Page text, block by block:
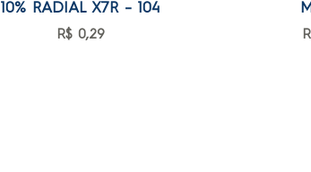
10% RADIAL X7R – 104
R$0,29